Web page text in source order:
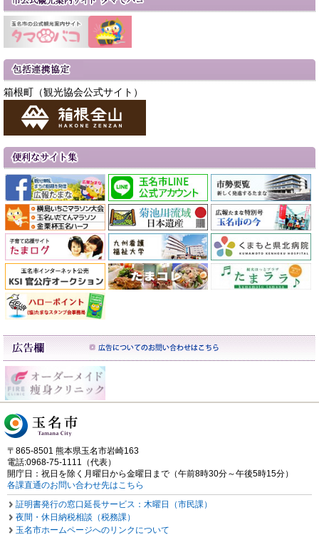
箱根町（観光協会公式サイト）
〒865-8501 熊本県玉名市岩崎163
電話:0968-75-1111（代表）
開庁日：祝日を除く月曜日から金曜日まで（午前8時30分～午後5時15分）
各課直通のお問い合わせ先はこちら
証明書発行の窓口延長サービス：木曜日（市民課）
夜間・休日納税相談（税務課）
玉名市ホームページへのリンクについて